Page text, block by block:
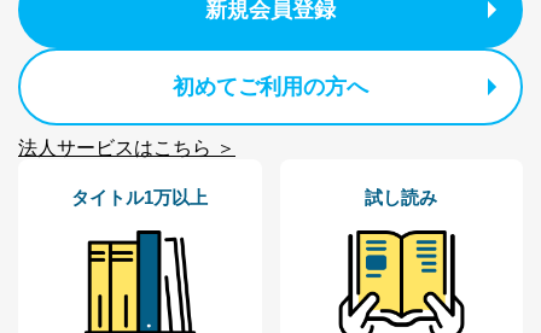
当社が取り扱う開示対象個人情報の利用目的は次のとお
No
個人情報の種類
当社の定期購読サ
ービス等をご利用
の方の個人情報
購入商品の配送のため
商品代金回収のため
ｅメール等による商品、サービ
ス、キャンペーン等の広告の案内
個人が特定できない形で取得した
閲覧履歴や購買履歴等の情報を分
析して、趣味・嗜好に
新規会員登録
初めてご利用の方へ
法人サービスはこちら ＞
タイトル1万以上 試し読み